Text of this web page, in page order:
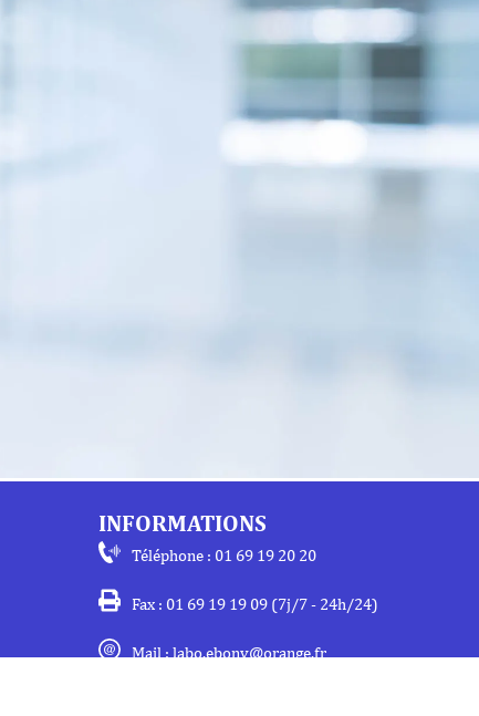
INFORMATIONS
Téléphone : 01 69 19 20 20
Fax : 01 69 19 19 09 (7j/7 - 24h/24)
Mail : labo.ebony@orange.fr